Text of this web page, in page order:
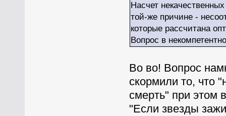
Насчет
той-же причине -
которые рассчитана
Вопрос в
Во во! Вопрос
скормили то, что
смерть" при этом
"Если звезды